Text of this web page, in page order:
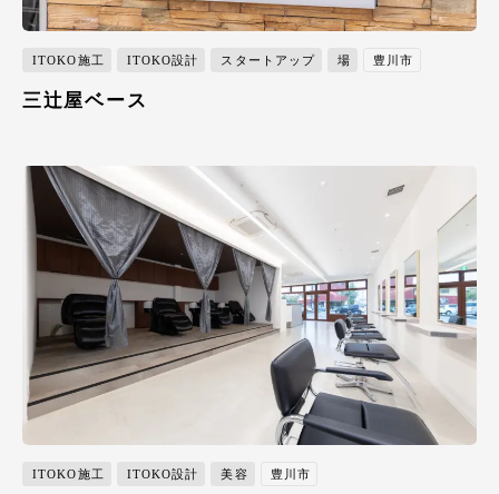
ITOKO施工 ITOKO設計 スタートアップ 場 豊川市
三辻屋ベース
ITOKO施工 ITOKO設計 美容 豊川市